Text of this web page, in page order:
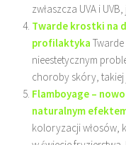
zwłaszcza UVA i UVB,
Twarde krostki na
profilaktyka
nieestetycznym
choroby skóry, takiej
Flamboyage –
naturalnym
koloryzacji włosów,